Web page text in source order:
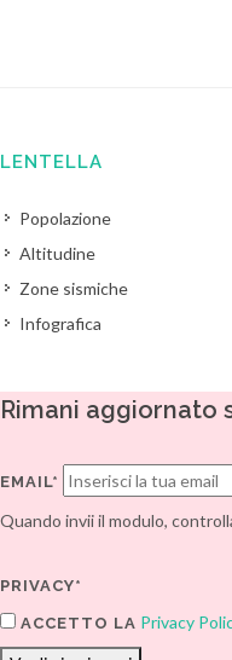
LENTELLA
Popolazione
Altitudine
Zone sismiche
Infografica
Rimani aggiornato
EMAIL*
Quando invii il modulo,
PRIVACY*
ACCETTO LA Privacy